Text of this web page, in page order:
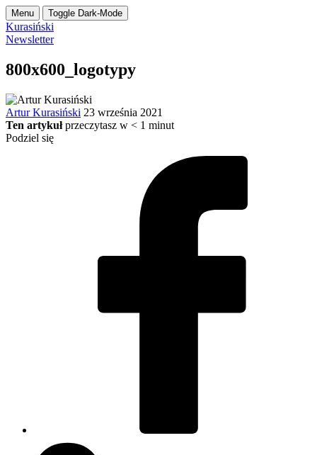
Menu Toggle Dark-Mode
Kurasiński
Newsletter
800x600_logotypy
Artur Kurasiński 23 września 2021
Ten artykuł przeczytasz w < 1 minut
Podziel się